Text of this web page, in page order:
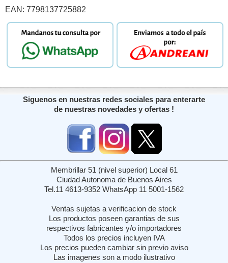
EAN: 7798137725882
Siguenos en nuestras redes sociales para enterarte
de nuestras novedades y ofertas !
Membrillar 51 (nivel superior) Local 61
Ciudad Autonoma de Buenos Aires
Tel.11 4613-9352 WhatsApp 11 5001-1562
Ventas sujetas a verificacion de stock
Los productos poseen garantias de sus
respectivos fabricantes y/o importadores
Todos los precios incluyen IVA
Los precios pueden cambiar sin previo aviso
Las imagenes son a modo ilustrativo